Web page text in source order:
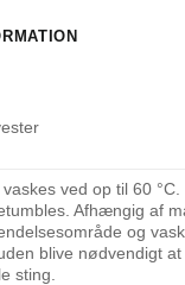
vaskes ved op til 60 °C.
Afhængig af
og
blive nødvendigt
sting.